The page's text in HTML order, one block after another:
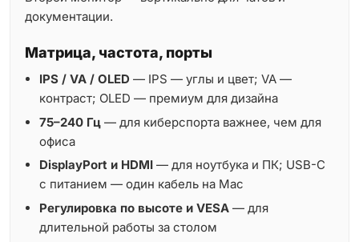
документации.
Матрица, частота, порты
IPS / VA / OLED — IPS — углы и цвет; VA —
контраст; OLED — премиум для дизайна
75–240 Гц — для киберспорта важнее, чем для
офиса
DisplayPort и HDMI — для ноутбука и ПК; USB-C
с питанием — один кабель на Mac
Регулировка по высоте и VESA — для
длительной работы за столом